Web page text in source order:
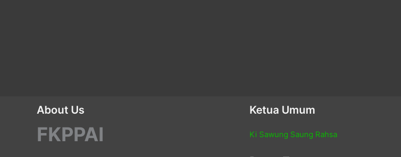
About Us
FKPPAI
Ketua Umum
Ki Sawung Saung Rahsa